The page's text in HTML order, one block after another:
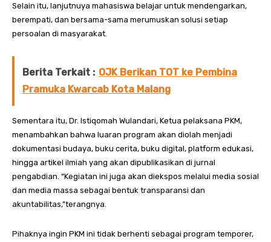
Selain itu, lanjutnuya mahasiswa belajar untuk mendengarkan,
berempati, dan bersama-sama merumuskan solusi setiap
persoalan di masyarakat.
Berita Terkait : OJK Berikan TOT ke Pembina
Pramuka Kwarcab Kota Malang
Sementara itu, Dr. Istiqomah Wulandari, Ketua pelaksana PKM,
menambahkan bahwa luaran program akan diolah menjadi
dokumentasi budaya, buku cerita, buku digital, platform edukasi,
hingga artikel ilmiah yang akan dipublikasikan di jurnal
pengabdian. “Kegiatan ini juga akan diekspos melalui media sosial
dan media massa sebagai bentuk transparansi dan
akuntabilitas,”terangnya.
Pihaknya ingin PKM ini tidak berhenti sebagai program temporer,